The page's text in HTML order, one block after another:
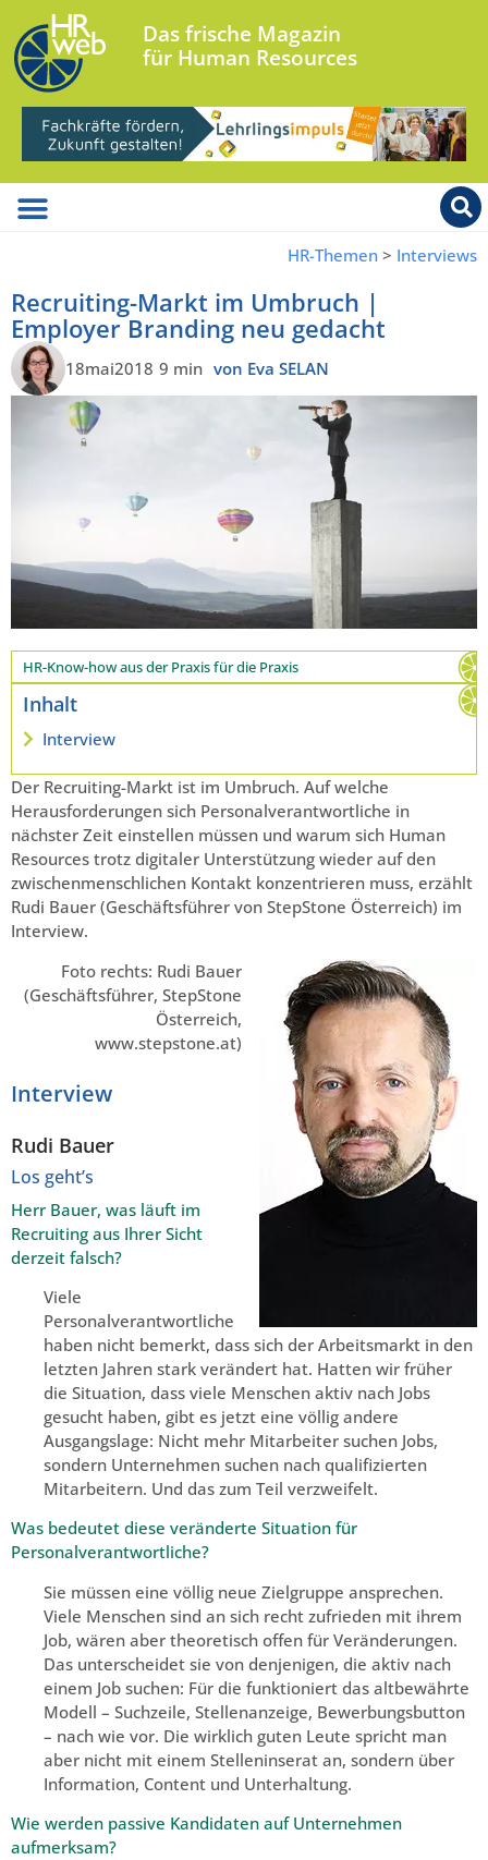
Das frische Magazin
für Human Resources
HR-Themen > Interviews
Recruiting-Markt im Umbruch |
Employer Branding neu gedacht
18mai2018 9 min von Eva SELAN
HR-Know-how aus der Praxis für die Praxis
Inhalt
Interview
Der Recruiting-Markt ist im Umbruch. Auf welche
Herausforderungen sich Personalverantwortliche in
nächster Zeit einstellen müssen und warum sich Human
Resources trotz digitaler Unterstützung wieder auf den
zwischenmenschlichen Kontakt konzentrieren muss, erzählt
Rudi Bauer (Geschäftsführer von StepStone Österreich) im
Interview.
Foto rechts: Rudi Bauer
(Geschäftsführer, StepStone
Österreich,
www.stepstone.at)
Interview
Rudi Bauer
Los geht’s
Herr Bauer, was läuft im
Recruiting aus Ihrer Sicht
derzeit falsch?
Viele
Personalverantwortliche
haben nicht bemerkt, dass sich der Arbeitsmarkt in den
letzten Jahren stark verändert hat. Hatten wir früher
die Situation, dass viele Menschen aktiv nach Jobs
gesucht haben, gibt es jetzt eine völlig andere
Ausgangslage: Nicht mehr Mitarbeiter suchen Jobs,
sondern Unternehmen suchen nach qualifizierten
Mitarbeitern. Und das zum Teil verzweifelt.
Was bedeutet diese veränderte Situation für
Personalverantwortliche?
Sie müssen eine völlig neue Zielgruppe ansprechen.
Viele Menschen sind an sich recht zufrieden mit ihrem
Job, wären aber theoretisch offen für Veränderungen.
Das unterscheidet sie von denjenigen, die aktiv nach
einem Job suchen: Für die funktioniert das altbewährte
Modell – Suchzeile, Stellenanzeige, Bewerbungsbutton
– nach wie vor. Die wirklich guten Leute spricht man
aber nicht mit einem Stelleninserat an, sondern über
Information, Content und Unterhaltung.
Wie werden passive Kandidaten auf Unternehmen
aufmerksam?